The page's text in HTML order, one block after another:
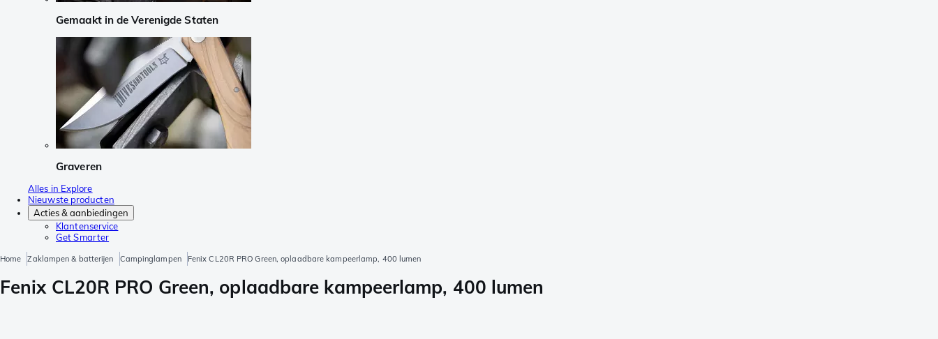
Gemaakt in de Verenigde Staten
Graveren
Alles in Explore
Nieuwste producten
Acties & aanbiedingen
Klantenservice
Get Smarter
Home Zaklampen & batterijen Campinglampen Fenix CL20R PRO Green, oplaadbare kampeerlamp, 400 lumen
Fenix CL20R PRO Green, oplaadbare kampeerlamp, 400 lumen